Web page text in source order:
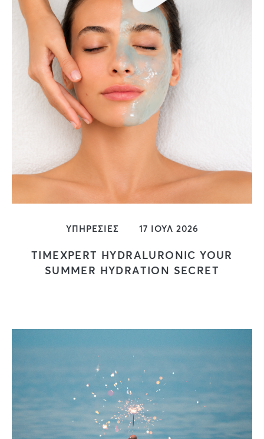
ΥΠΗΡΕΣΙΕΣ 17 ΙΟΥΛ 2026
TIMEXPERT HYDRALURONIC YOUR
SUMMER HYDRATION SECRET